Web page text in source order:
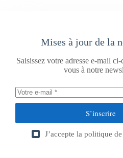
Mises à jour de la
Saisissez votre adresse e-mail
vous à notre
S’inscrire
J’accepte la politique